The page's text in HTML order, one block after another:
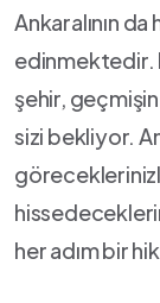
Ankaralının‍
edinmektedir.⁣
şehir,
sizi ​bekliyor.​
her adım ‍bir⁣